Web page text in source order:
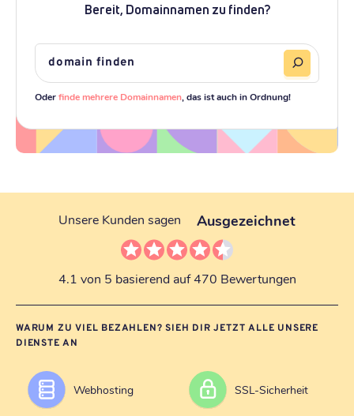
Bereit, Domainnamen zu finden?
Oderfinde mehrere Domainnamen , das ist auch in Ordnung!
Unsere Kunden sagen Ausgezeichnet
4.1 von 5 basierend auf 470 Bewertungen
WARUM ZU VIEL BEZAHLEN? SIEH DIR JETZT ALLE UNSERE
DIENSTE AN
Webhosting SSL-Sicherheit